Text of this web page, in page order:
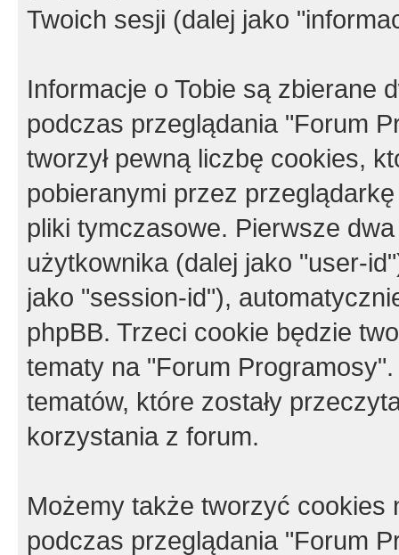
Twoich sesji (dalej jako
Informacje o Tobie są zbierane
podczas przeglądania "Forum
tworzył pewną liczbę cookies,
pobieranymi przez
pliki tymczasowe. Pierwsze
użytkownika (dalej jako "user-
jako "session-id"),
phpBB. Trzeci cookie będzie
tematy na "Forum
tematów, które zostały
korzystania z forum.
Możemy także tworzyć cookies
podczas przeglądania "Forum